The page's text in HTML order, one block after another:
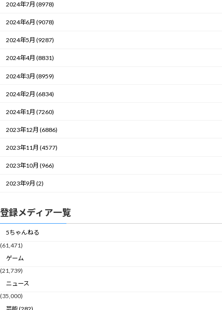
2024年7月 (8978)
2024年6月 (9078)
2024年5月 (9287)
2024年4月 (8831)
2024年3月 (8959)
2024年2月 (6834)
2024年1月 (7260)
2023年12月 (6886)
2023年11月 (4577)
2023年10月 (966)
2023年9月 (2)
登録メディア一覧
5ちゃんねる
(61,471)
ゲーム
(21,739)
ニュース
(35,000)